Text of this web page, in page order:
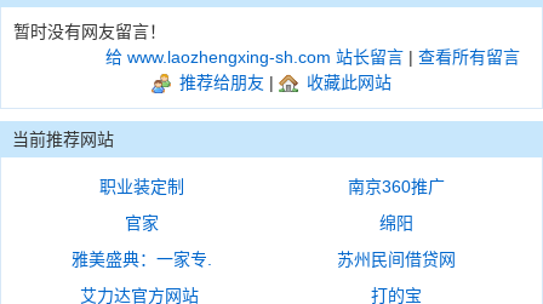
暂时没有网友留言！
给 www.laozhengxing-sh.com 站长留言 | 查看所有留言
推荐给朋友 | 收藏此网站
当前推荐网站
职业装定制
南京360推广
官家
绵阳
雅美盛典：一家专.
苏州民间借贷网
艾力达官方网站
打的宝